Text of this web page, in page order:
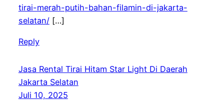
tirai-merah-putih-bahan-filamin-di-jakarta-
selatan/[…]
Reply
Jasa Rental Tirai Hitam Star Light Di Daerah
Jakarta Selatan
Juli 10, 2025